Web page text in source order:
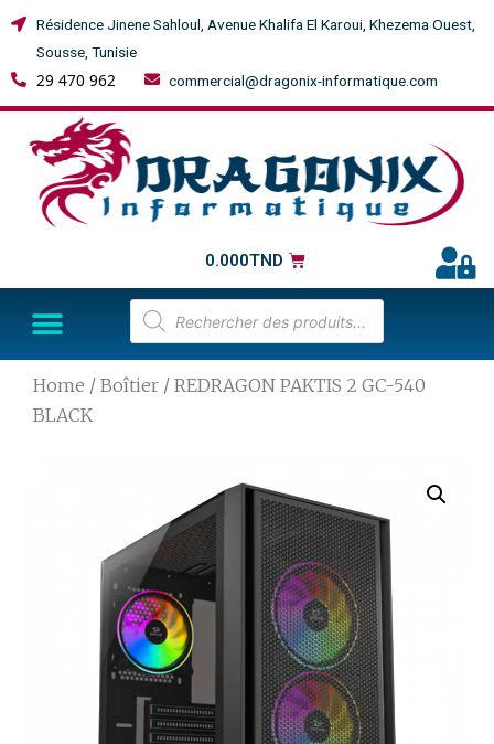
Résidence Jinene Sahloul, Avenue Khalifa El Karoui, Khezema Ouest,
Sousse, Tunisie
29 470 962 commercial@dragonix-informatique.com
0.000TND
Home / Boîtier / REDRAGON PAKTIS 2 GC-540
BLACK